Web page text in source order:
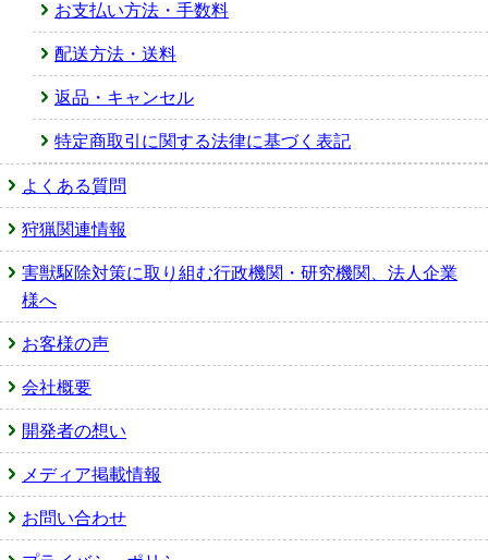
お支払い方法・手数料
配送方法・送料
返品・キャンセル
特定商取引に関する法律に基づく表記
よくある質問
狩猟関連情報
害獣駆除対策に取り組む行政機関・研究機関、法人企業
様へ
お客様の声
会社概要
開発者の想い
メディア掲載情報
お問い合わせ